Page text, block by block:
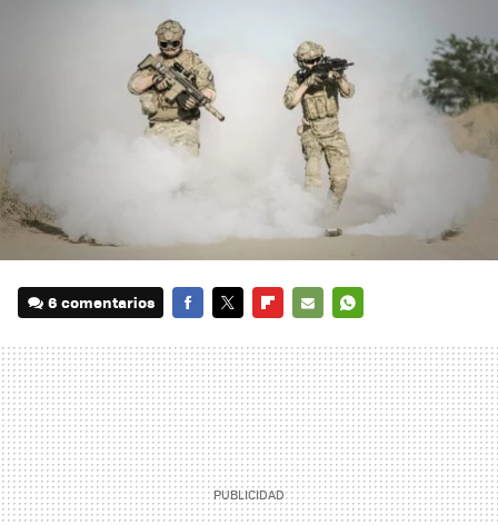
6 comentarios
MAIL